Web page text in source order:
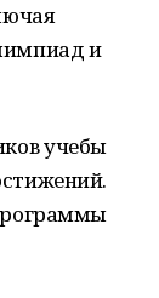
и
учебы